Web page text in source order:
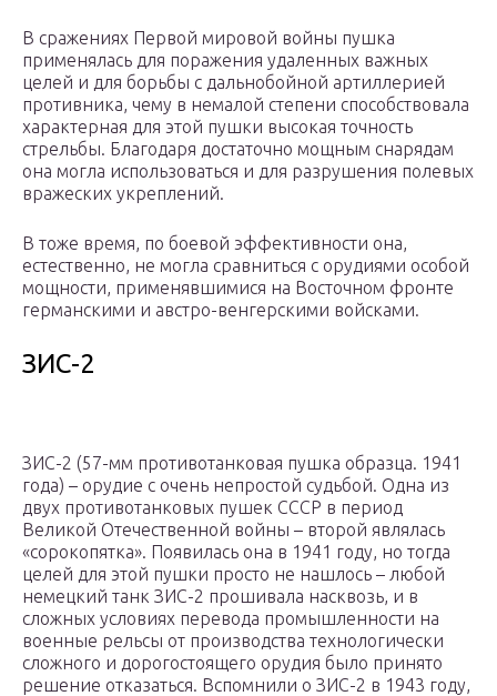
В сражениях Первой мировой войны пушка
применялась для поражения удаленных важных
целей и для борьбы с дальнобойной артиллерией
противника, чему в немалой степени способствовала
характерная для этой пушки высокая точность
стрельбы. Благодаря достаточно мощным снарядам
она могла использоваться и для разрушения полевых
вражеских укреплений.
В тоже время, по боевой эффективности она,
естественно, не могла сравниться с орудиями особой
мощности, применявшимися на Восточном фронте
германскими и австро-венгерскими войсками.
ЗИС-2
ЗИС-2 (57-мм противотанковая пушка образца. 1941
года) – орудие с очень непростой судьбой. Одна из
двух противотанковых пушек СССР в период
Великой Отечественной войны – второй являлась
«сорокопятка». Появилась она в 1941 году, но тогда
целей для этой пушки просто не нашлось – любой
немецкий танк ЗИС-2 прошивала насквозь, и в
сложных условиях перевода промышленности на
военные рельсы от производства технологически
сложного и дорогостоящего орудия было принято
решение отказаться. Вспомнили о ЗИС-2 в 1943 году,